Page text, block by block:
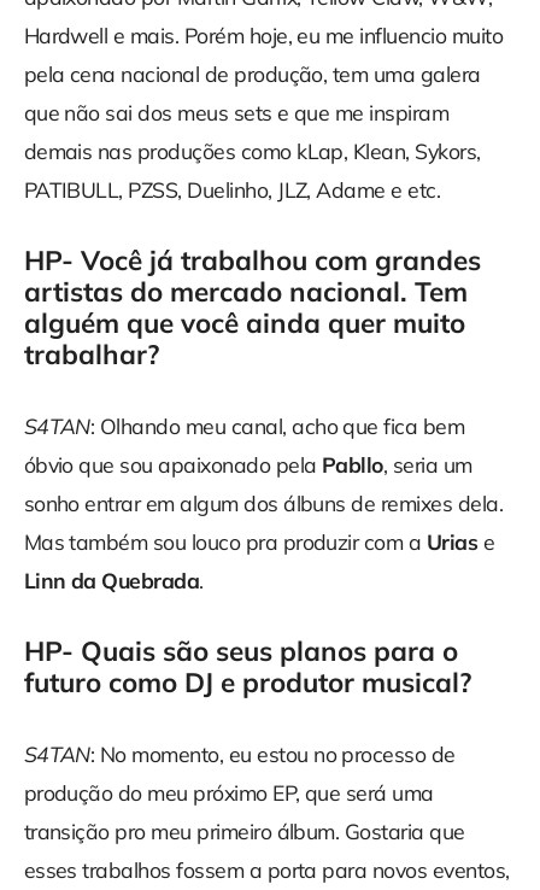
Hardwell e mais. Porém hoje, eu me influencio muito
pela cena nacional de produção, tem uma galera
que não sai dos meus sets e que me inspiram
demais nas produções como kLap, Klean, Sykors,
PATIBULL, PZSS, Duelinho, JLZ, Adame e etc.
HP- Você já trabalhou com grandes
artistas do mercado nacional. Tem
alguém que você ainda quer muito
trabalhar?
S4TAN: Olhando meu canal, acho que fica bem
óbvio que sou apaixonado pela Pabllo, seria um
sonho entrar em algum dos álbuns de remixes dela.
Mas também sou louco pra produzir com a Urias e
Linn da Quebrada.
HP- Quais são seus planos para o
futuro como DJ e produtor musical?
S4TAN: No momento, eu estou no processo de
produção do meu próximo EP, que será uma
transição pro meu primeiro álbum. Gostaria que
esses trabalhos fossem a porta para novos eventos,